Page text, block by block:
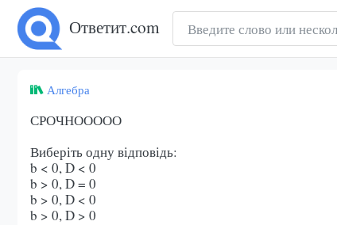
Ответит.com
Алгебра
СРОЧНООООО
Виберіть одну відповідь:
b < 0, D < 0
b > 0, D = 0
b > 0, D < 0
b > 0, D > 0